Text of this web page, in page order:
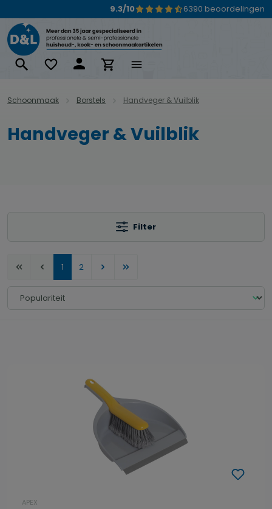
9.3/10 6390 beoordelingen
Schoonmaak Borstels Handveger & Vuilblik
Handveger & Vuilblik
Filter
Pagina
1 Pagina
2
APEX